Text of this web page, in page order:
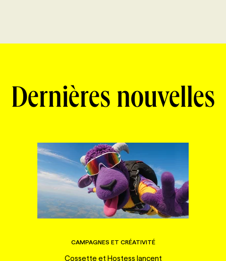
Dernières nouvelles
CAMPAGNES ET CRÉATIVITÉ
Cossette et Hostess lancent